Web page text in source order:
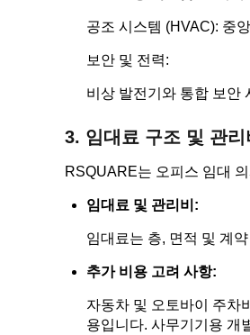
공조 시스템 (HVAC): 중
보안 및 전력:
비상 발전기와 통합 보안
3. 임대료 구조 및 관리
RSQUARE는 오피스 임대
임대료 및 관리비:
임대료는 층, 면적 및 계
추가 비용 고려 사항:
자동차 및 오토바이 주차
용입니다. 사무기기용 개